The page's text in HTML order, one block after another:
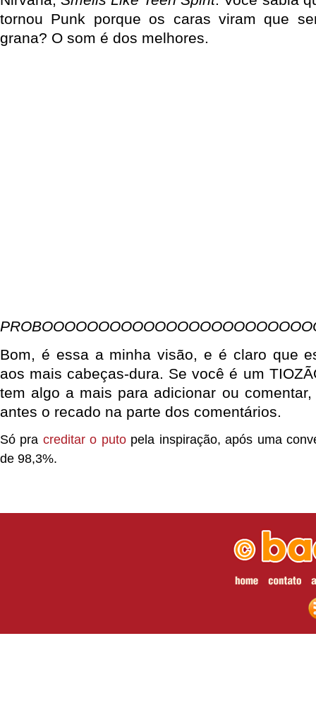
tornou Punk porque os caras viram que
grana? O som é dos melhores.
Bom, é essa a minha visão, e é claro que
aos mais cabeças-dura. Se você é um
tem algo a mais para adicionar ou
antes o recado na parte dos comentários.
Só pra creditar o putopela inspiração, após uma
de 98,3%.